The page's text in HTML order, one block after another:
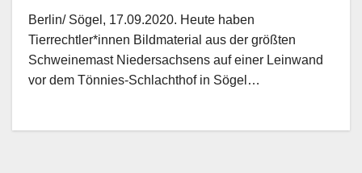
Berlin/ Sögel, 17.09.2020. Heute haben
Tierrechtler*innen Bildmaterial aus der größten
Schweinemast Niedersachsens auf einer Leinwand
vor dem Tönnies-Schlachthof in Sögel…